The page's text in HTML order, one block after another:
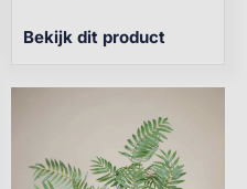
Bekijk dit product